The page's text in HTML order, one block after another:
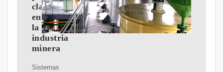
clase
en
la
industria
minera
Sistemas